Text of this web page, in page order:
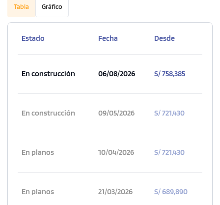
Tabla Gráfico
Estado Fecha Desde
En construcción 06/08/2026 S/ 758,385
En construcción 09/05/2026 S/ 721,430
En planos 10/04/2026 S/ 721,430
En planos 21/03/2026 S/ 689,890